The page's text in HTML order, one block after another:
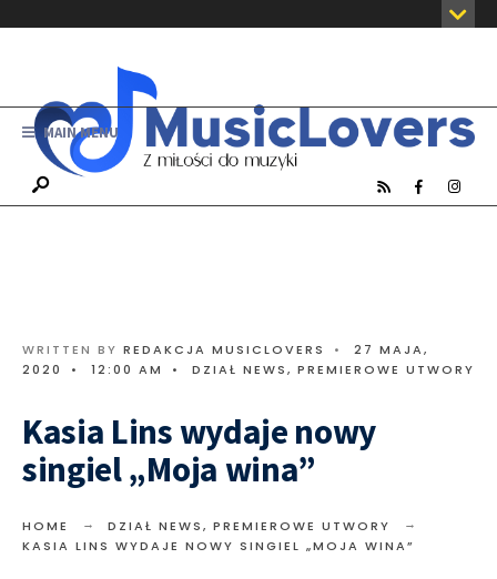
MAIN MENU
WRITTEN BY REDAKCJA MUSICLOVERS •
27 MAJA,
2020
• 12:00 AM • DZIAŁ NEWS, PREMIEROWE UTWORY
Kasia Lins wydaje nowy
singiel „Moja wina”
HOME DZIAŁ NEWS, PREMIEROWE UTWORY
KASIA LINS WYDAJE NOWY SINGIEL „MOJA WINA”